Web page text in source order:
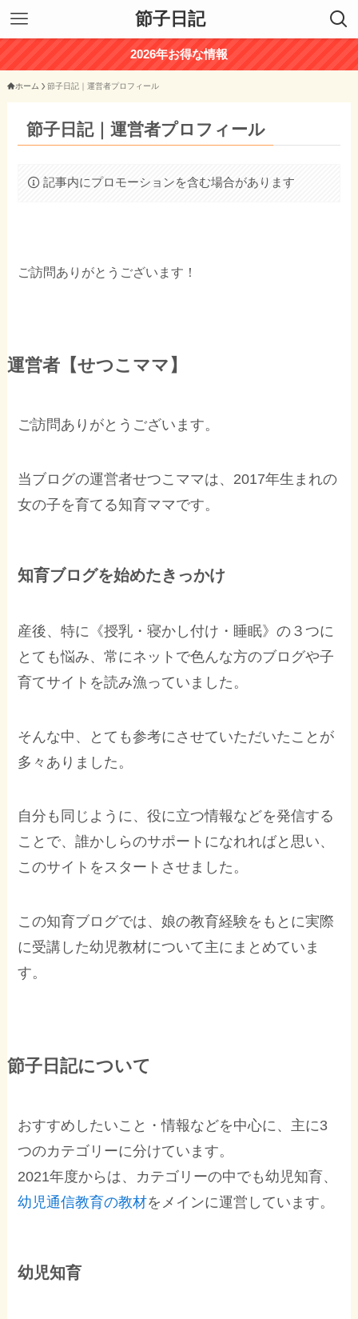
節子日記
2026年お得な情報
ホーム 節子日記｜運営者プロフィール
節子日記｜運営者プロフィール
記事内にプロモーションを含む場合があります
ご訪問ありがとうございます！
運営者【せつこママ】
ご訪問ありがとうございます。
当ブログの運営者せつこママは、2017年生まれの
女の子を育てる知育ママです。
知育ブログを始めたきっかけ
産後、特に《授乳・寝かし付け・睡眠》の３つに
とても悩み、常にネットで色んな方のブログや子
育てサイトを読み漁っていました。
そんな中、とても参考にさせていただいたことが
多々ありました。
自分も同じように、役に立つ情報などを発信する
ことで、誰かしらのサポートになれればと思い、
このサイトをスタートさせました。
この知育ブログでは、娘の教育経験をもとに実際
に受講した幼児教材について主にまとめていま
す。
節子日記について
おすすめしたいこと・情報などを中心に、主に3
つのカテゴリーに分けています。
2021年度からは、カテゴリーの中でも幼児知育、
幼児通信教育の教材をメインに運営しています。
幼児知育